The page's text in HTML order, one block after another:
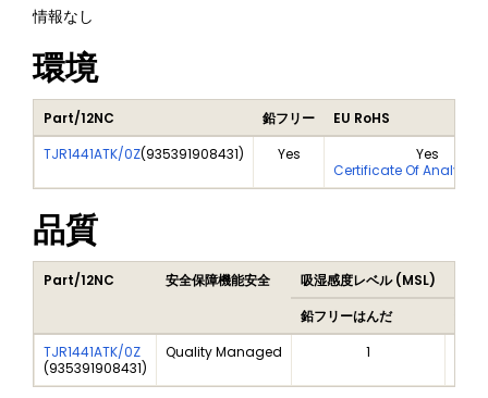
情報なし
環境
Part/12NC 鉛フリー
EU RoHS
TJR1441ATK/0Z(935391908431) Yes
Yes
Certificate Of Analysis
品質
Part/12NC 安全保障機能安全 吸湿感度レベル (MSL)
鉛フリーはんだ
TJR1441ATK/0Z
(935391908431)
Quality Managed 1